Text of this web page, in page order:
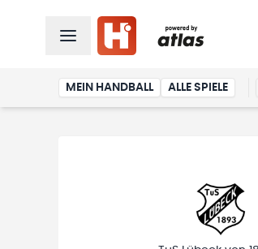
MEIN HANDBALL ALLE SPIELE